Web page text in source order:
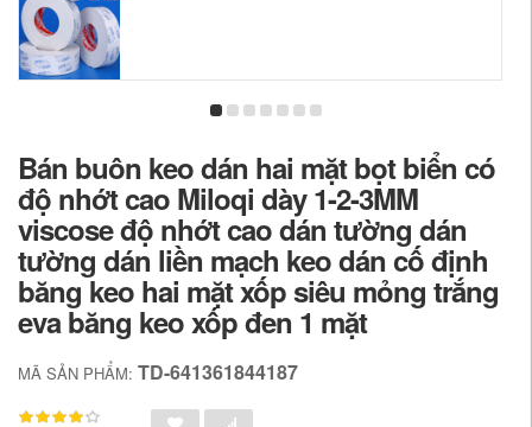
Bán buôn keo dán hai mặt bọt biển có
độ nhớt cao Miloqi dày 1-2-3MM
viscose độ nhớt cao dán tường dán
tường dán liền mạch keo dán cố định
băng keo hai mặt xốp siêu mỏng trắng
eva băng keo xốp đen 1 mặt
MÃ SẢN PHẨM: TD-641361844187